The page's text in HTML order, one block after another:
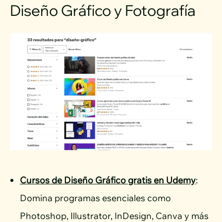
Diseño Gráfico y Fotografía
Cursos de Diseño Gráfico gratis en Udemy:
Domina programas esenciales como
Photoshop, Illustrator, InDesign, Canva y más